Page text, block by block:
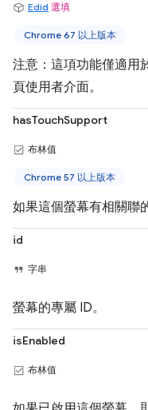
Edid 選填
Chrome 67 以上版本
注意：這項功能僅適用
頁使用者介面。
hasTouchSupport
布林值
Chrome 57 以上版本
如果這個螢幕有相關聯
id
字串
螢幕的專屬 ID。
isEnabled
布林值